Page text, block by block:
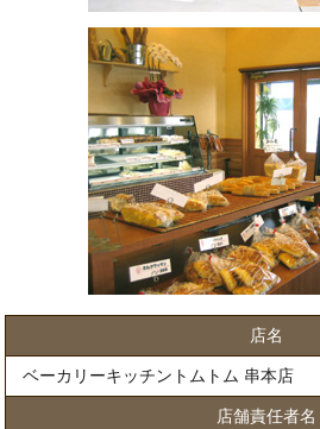
店名
ベーカリーキッチントムトム 串本店
店舗責任者名